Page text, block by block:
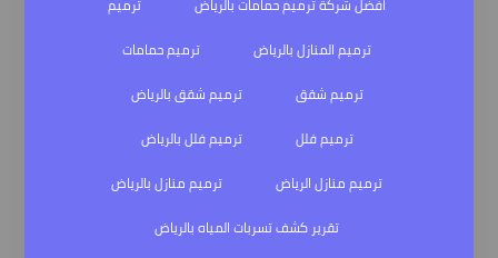
ترميم المنازل بالرياض
ترميم حمامات
ترميم شقق
ترميم شقق بالرياض
ترميم فلل
ترميم فلل بالرياض
ترميم منازل الرياض
ترميم منازل بالرياض
تقرير كشف تسربات المياه بالرياض